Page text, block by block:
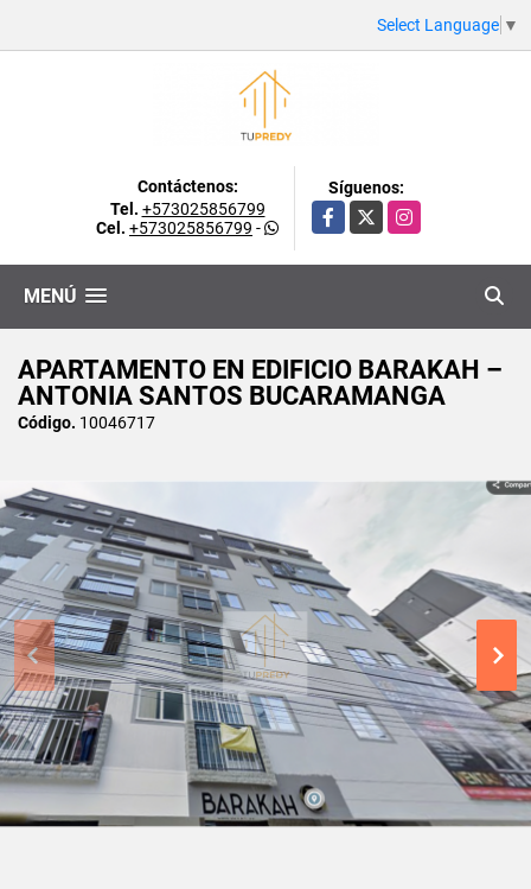
Select Language ▼
Contáctenos:
Tel. +573025856799
Cel. +573025856799 -
Síguenos:
Facebook
X Instagram
MENÚ
APARTAMENTO EN EDIFICIO BARAKAH –
ANTONIA SANTOS BUCARAMANGA
Código. 10046717